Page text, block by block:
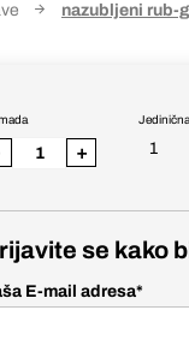
nazubljeni rub-
1
+
se kako
E-mail adresa*